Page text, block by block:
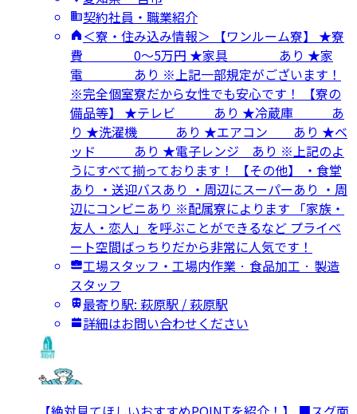
契約社員・職業紹介
＜寮・住み込み情報＞ 【ワンルーム寮】 ★寮
費 0～5万円 ★家具 あり ★家
電 あり ※上記一部規定がございます！
※完全個室寮だから女性でも安心です！ 【寮の
備品等】 ★テレビ あり ★冷蔵庫 あ
り ★洗濯機 あり ★エアコン あり ★ベ
ッド あり ★電子レンジ あり ※上記のよ
うにすべて揃っております！ 【その他】 ・食堂
あり ・送迎バスあり ・周辺にスーパーあり ・周
辺にコンビニあり ※配属寮によります 「家族・
友人・恋人」を呼ぶことができるなど プライベ
ート空間ばっちりだから非常に人気です！
工場スタッフ・工場内作業 · 食品加工 · 製造
スタッフ
最寄り駅: 萩原駅 / 萩原駅
詳細はお問い合わせください